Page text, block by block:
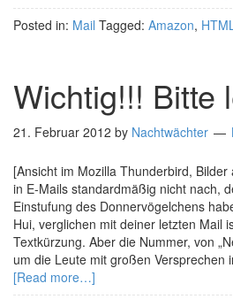
Posted in: Mail Tagged: Amazon,
Wichtig!!! Bitte
21. Februar 2012 by Nachtwächter
[Ansicht im Mozilla Thunderbird,
in E-Mails standardmäßig nicht nach,
Einstufung des Donnervögelchens
Hui, verglichen mit deiner letzten Mail
Textkürzung. Aber die Nummer, von
um die Leute mit großen
[Read more…]